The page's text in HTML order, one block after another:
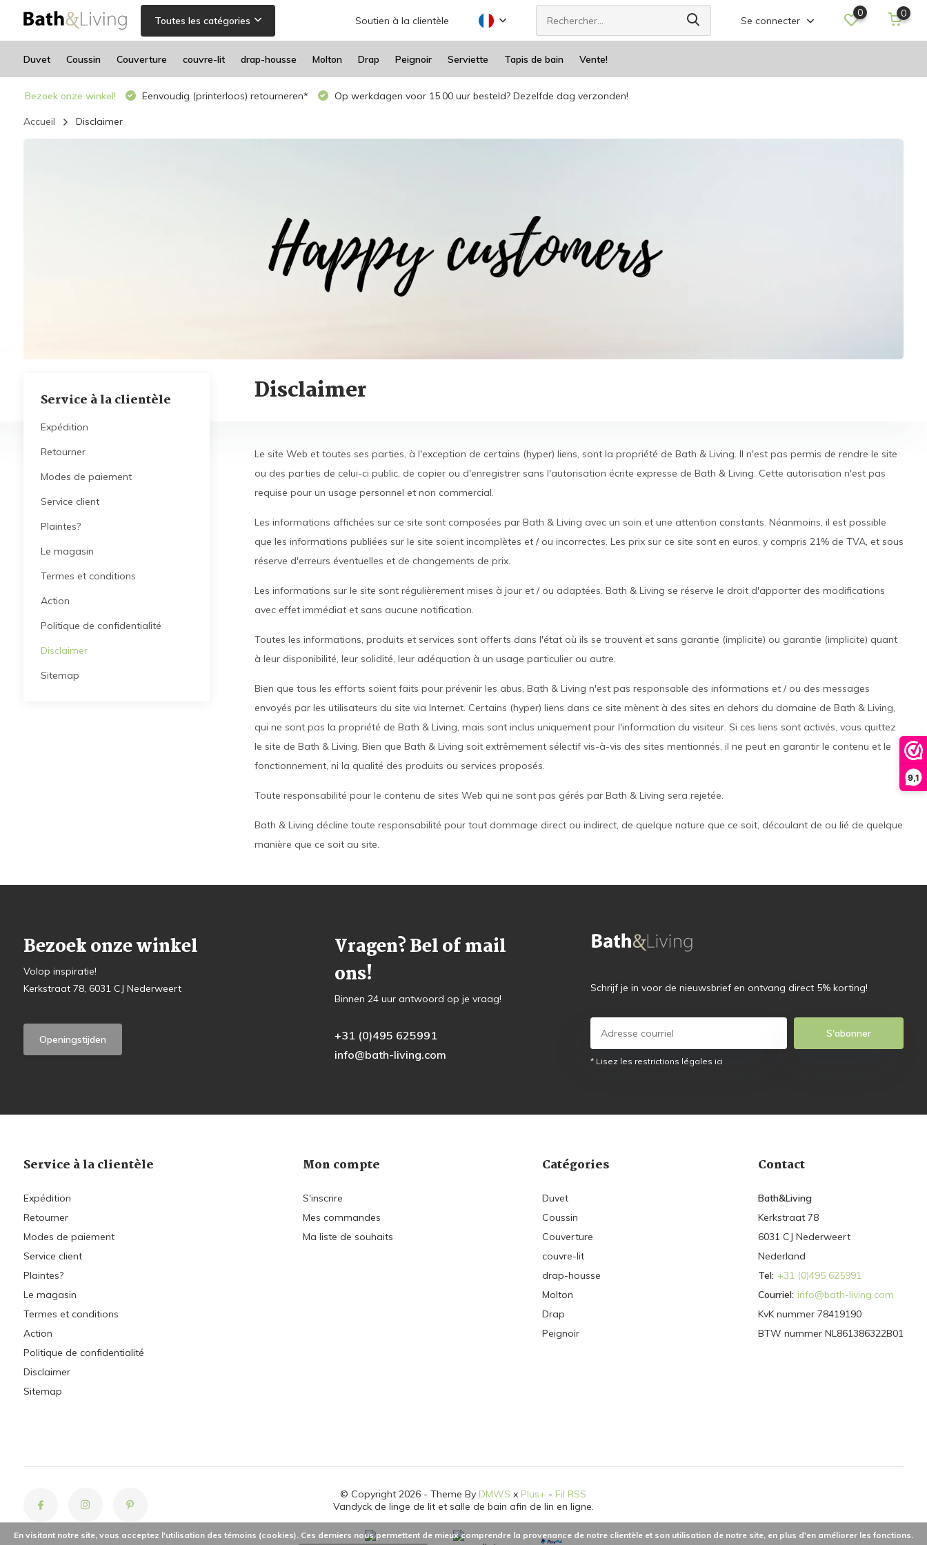
9,1
Toutes les catégories Soutien à la clientèle Se connecter
0 0
Duvet Coussin Couverture couvre-lit drap-housse Molton Drap Peignoir Serviette Tapis de bain Vente!
Bezoek onze winkel! Eenvoudig (printerloos) retourneren* Op werkdagen voor 15.00 uur besteld? Dezelfde dag verzonden!
Accueil Disclaimer
Service à la clientèle
Expédition
Retourner
Modes de paiement
Service client
Plaintes?
Le magasin
Termes et conditions
Action
Politique de confidentialité
Disclaimer
Sitemap
Disclaimer
Le site Web et toutes ses parties, à l'exception de certains (hyper) liens, sont la propriété de Bath & Living. Il n'est pas permis de rendre le site
ou des parties de celui-ci public, de copier ou d'enregistrer sans l'autorisation écrite expresse de Bath & Living. Cette autorisation n'est pas
requise pour un usage personnel et non commercial.
Les informations affichées sur ce site sont composées par Bath & Living avec un soin et une attention constants. Néanmoins, il est possible
que les informations publiées sur le site soient incomplètes et / ou incorrectes. Les prix sur ce site sont en euros, y compris 21% de TVA, et sous
réserve d'erreurs éventuelles et de changements de prix.
Les informations sur le site sont régulièrement mises à jour et / ou adaptées. Bath & Living se réserve le droit d'apporter des modifications
avec effet immédiat et sans aucune notification.
Toutes les informations, produits et services sont offerts dans l'état où ils se trouvent et sans garantie (implicite) ou garantie (implicite) quant
à leur disponibilité, leur solidité, leur adéquation à un usage particulier ou autre.
Bien que tous les efforts soient faits pour prévenir les abus, Bath & Living n'est pas responsable des informations et / ou des messages
envoyés par les utilisateurs du site via Internet. Certains (hyper) liens dans ce site mènent à des sites en dehors du domaine de Bath & Living,
qui ne sont pas la propriété de Bath & Living, mais sont inclus uniquement pour l'information du visiteur. Si ces liens sont activés, vous quittez
le site de Bath & Living. Bien que Bath & Living soit extrêmement sélectif vis-à-vis des sites mentionnés, il ne peut en garantir le contenu et le
fonctionnement, ni la qualité des produits ou services proposés.
Toute responsabilité pour le contenu de sites Web qui ne sont pas gérés par Bath & Living sera rejetée.
Bath & Living décline toute responsabilité pour tout dommage direct ou indirect, de quelque nature que ce soit, découlant de ou lié de quelque
manière que ce soit au site.
Bezoek onze winkel
Volop inspiratie!
Kerkstraat 78, 6031 CJ Nederweert
Openingstijden
Vragen? Bel of mail
ons!
Binnen 24 uur antwoord op je vraag!
+31 (0)495 625991
info@bath-living.com
Schrijf je in voor de nieuwsbrief en ontvang direct 5% korting!
S'abonner
* Lisez les restrictions légales ici
Service à la clientèle
Expédition
Retourner
Modes de paiement
Service client
Plaintes?
Le magasin
Termes et conditions
Action
Politique de confidentialité
Disclaimer
Sitemap
Mon compte
S'inscrire
Mes commandes
Ma liste de souhaits
Catégories
Duvet
Coussin
Couverture
couvre-lit
drap-housse
Molton
Drap
Peignoir
Contact
Bath&Living
Kerkstraat 78
6031 CJ Nederweert
Nederland
Tel: +31 (0)495 625991
Courriel: info@bath-living.com
KvK nummer 78419190
BTW nummer NL861386322B01
© Copyright 2026 - Theme By DMWS x Plus+ - Fil RSS
Vandyck de linge de lit et salle de bain afin de lin en ligne.
En visitant notre site, vous acceptez l'utilisation des témoins (cookies). Ces derniers nous permettent de mieux comprendre la provenance de notre clientèle et son utilisation de notre site, en plus d'en améliorer les fonctions.